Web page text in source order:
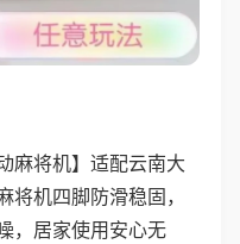
麻将机】适配云南大
机四脚防滑稳固，
，居家使用安心无